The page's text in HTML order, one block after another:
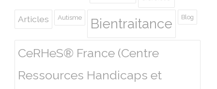
Articles Autisme Bientraitance Blog
CeRHeS® France (Centre
Ressources Handicaps et